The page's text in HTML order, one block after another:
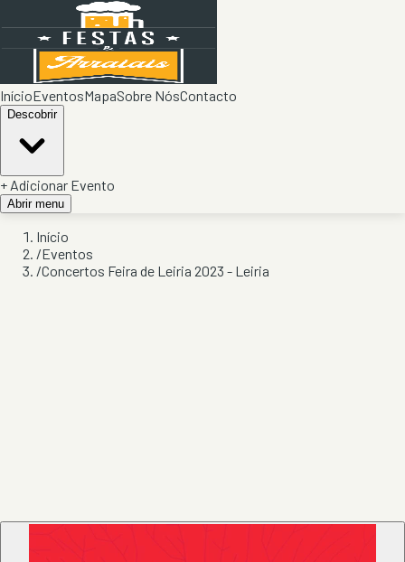
InícioEventosMapaSobre NósContacto
Descobrir
+ Adicionar Evento
Abrir menu
Início
/Eventos
/Concertos Feira de Leiria 2023 - Leiria